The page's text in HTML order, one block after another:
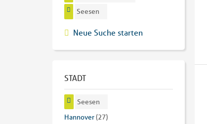
Seesen
Neue Suche starten
STADT
Seesen
Hannover(27)